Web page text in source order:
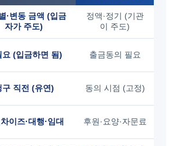
·변동 금액 (입금
자가 주도)
정액·정기 (기관
이 주도)
요 (입금하면 됨) 출금동의 필요
구 직전 (유연) 동의 시점 (고정)
이즈·대행·임대 후원·요양·자문료